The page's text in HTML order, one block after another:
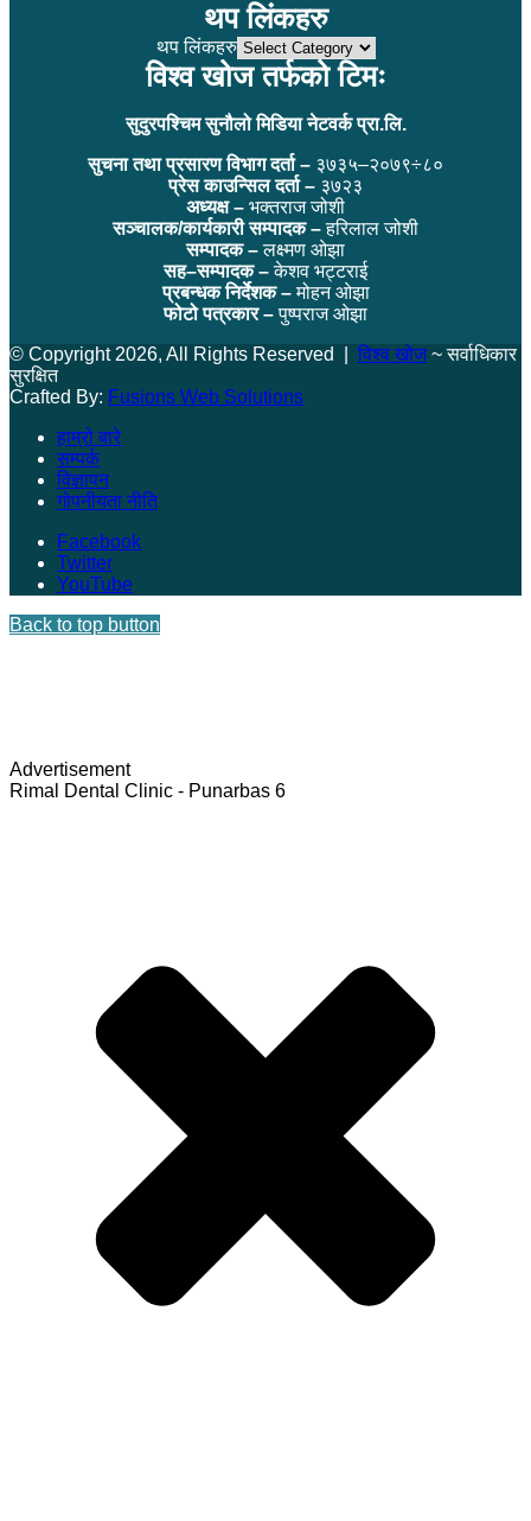
थप लिंकहरु
थप लिंकहरु
विश्व खोज तर्फको टिमः
सुदुरपश्चिम सुनौलो मिडिया नेटवर्क प्रा.लि.
सुचना तथा प्रसारण विभाग दर्ता – ३७३५–२०७९÷८०
प्रेस काउन्सिल दर्ता – ३७२३
अध्यक्ष – भक्तराज जोशी
सञ्चालक/कार्यकारी सम्पादक –हरिलाल जोशी
सम्पादक –लक्ष्मण ओझा
सह–सम्पादक –केशव भट्टराई
प्रबन्धक निर्देशक –मोहन ओझा
फोटो पत्रकार –पुष्पराज ओझा
© Copyright 2026, All Rights Reserved | विश्व खोज~ सर्वाधिकार
सुरक्षित
Crafted By: Fusions Web Solutions
हाम्रो बारे
सम्पर्क
विज्ञापन
गोपनीयता नीति
Facebook
Twitter
YouTube
Back to top button
Advertisement
Rimal Dental Clinic - Punarbas 6